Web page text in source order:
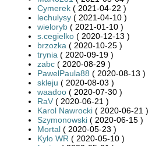
Cymerek ( 2021-04-22 )
lechulysy ( 2021-04-10 )
wieloryb ( 2021-01-10 )
s.cegielko ( 2020-12-13 )
brzozka ( 2020-10-25 )
trynia ( 2020-09-19 )
zabc ( 2020-08-29 )
PawelPaula88 ( 2020-08-13 )
skleju ( 2020-08-03 )
waadoo ( 2020-07-30 )
RaV ( 2020-06-21 )
Karol Nawrocki ( 2020-06-21 )
Szymonowski ( 2020-06-15 )
Mortal ( 2020-05-23 )
Kylo WR ( 2020-05-10 )